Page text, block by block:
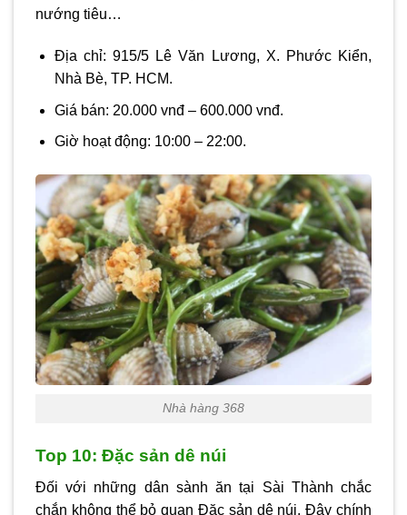
nướng tiêu…
Địa chỉ: 915/5 Lê Văn Lương, X. Phước Kiển,
Nhà Bè, TP. HCM.
Giá bán: 20.000 vnđ – 600.000 vnđ.
Giờ hoạt động: 10:00 – 22:00.
Nhà hàng 368
Top 10: Đặc sản dê núi
Đối với những dân sành ăn tại Sài Thành chắc
chắn không thể bỏ quan Đặc sản dê núi. Đây chính